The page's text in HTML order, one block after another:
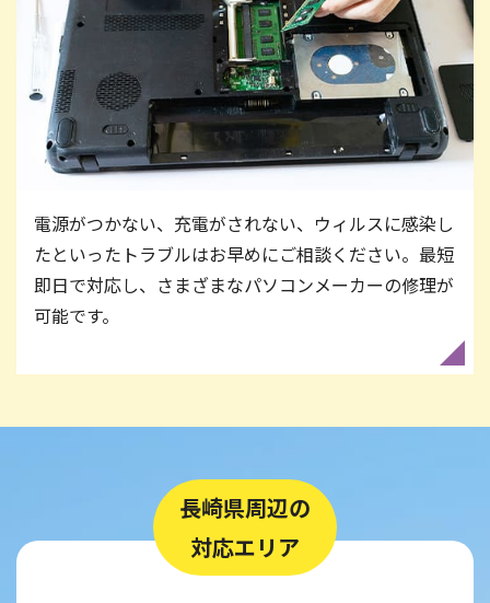
電源がつかない、充電がされない、ウィルスに感染し
たといったトラブルはお早めにご相談ください。最短
即日で対応し、さまざまなパソコンメーカーの修理が
可能です。
長崎県周辺の
対応エリア